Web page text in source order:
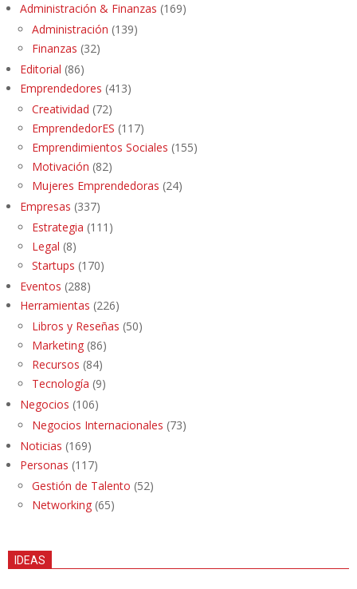
Administración & Finanzas (169)
Administración (139)
Finanzas (32)
Editorial (86)
Emprendedores (413)
Creatividad (72)
EmprendedorES (117)
Emprendimientos Sociales (155)
Motivación (82)
Mujeres Emprendedoras (24)
Empresas (337)
Estrategia (111)
Legal (8)
Startups (170)
Eventos (288)
Herramientas (226)
Libros y Reseñas (50)
Marketing (86)
Recursos (84)
Tecnología (9)
Negocios (106)
Negocios Internacionales (73)
Noticias (169)
Personas (117)
Gestión de Talento (52)
Networking (65)
IDEAS